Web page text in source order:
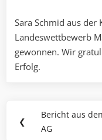
Sara Schmid aus der
Landeswettbewerb
gewonnen. Wir
Erfolg.
❮
Previous
Post:
Bericht aus
AG